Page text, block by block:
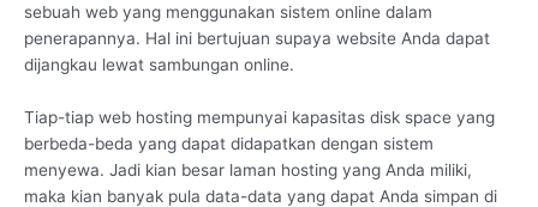
sebuah web yang menggunakan sistem online dalam
penerapannya. Hal ini bertujuan supaya website Anda dapat
dijangkau lewat sambungan online.
Tiap-tiap web hosting mempunyai kapasitas disk space yang
berbeda-beda yang dapat didapatkan dengan sistem
menyewa. Jadi kian besar laman hosting yang Anda miliki,
maka kian banyak pula data-data yang dapat Anda simpan di